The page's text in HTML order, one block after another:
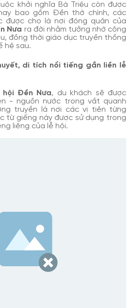
khởi nghĩa Bà Triệu còn được
bao gồm Đền thờ chính, các
được cho là nơi đóng quân của
Nưa ra đời nhằm tưởng nhớ công
đồng thời giáo dục truyền thống
hệ sau.
di tích nổi tiếng gắn liền lễ
hội Đền Nưa, du khách sẽ được
- nguồn nước trong vắt quanh
truyền là nơi các vị tiên từng
từ giếng này được sử dụng trong
liêng của lễ hội.